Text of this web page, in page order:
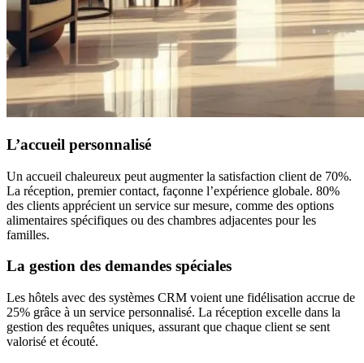
L’accueil personnalisé
Un accueil chaleureux peut augmenter la satisfaction client de 70%.
La réception, premier contact, façonne l’expérience globale. 80%
des clients apprécient un service sur mesure, comme des options
alimentaires spécifiques ou des chambres adjacentes pour les
familles.
La gestion des demandes spéciales
Les hôtels avec des systèmes CRM voient une fidélisation accrue de
25% grâce à un service personnalisé. La réception excelle dans la
gestion des requêtes uniques, assurant que chaque client se sent
valorisé et écouté.